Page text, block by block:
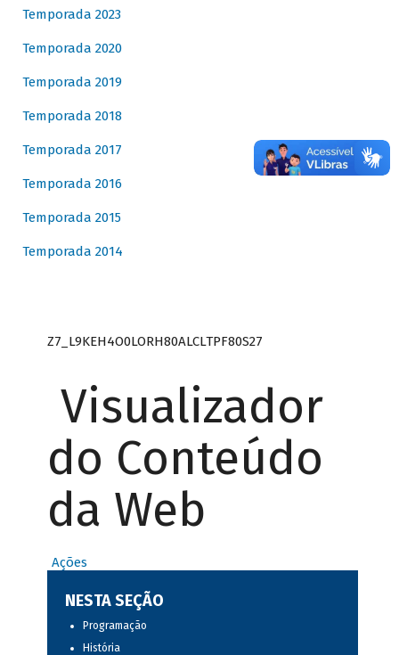
Temporada 2023
Temporada 2020
Temporada 2019
Temporada 2018
Temporada 2017
Temporada 2016
Temporada 2015
Temporada 2014
Z7_L9KEH4O0LORH80ALCLTPF80S27
Visualizador
do Conteúdo
da Web
Ações
NESTA SEÇÃO
Programação
História